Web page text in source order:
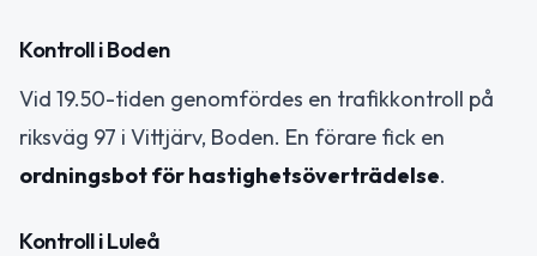
Kontroll i Boden
Vid 19.50-tiden genomfördes en trafikkontroll på
riksväg 97 i Vittjärv, Boden. En förare fick en
ordningsbot för hastighetsöverträdelse.
Kontroll i Luleå